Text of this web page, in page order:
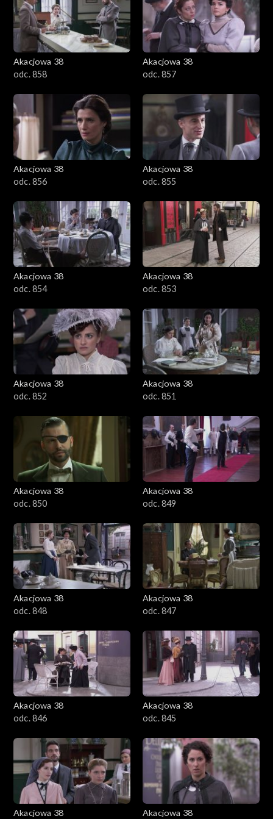
Akacjowa 38
odc. 858
Akacjowa 38
odc. 857
Akacjowa 38
odc. 856
Akacjowa 38
odc. 855
Akacjowa 38
odc. 854
Akacjowa 38
odc. 853
Akacjowa 38
odc. 852
Akacjowa 38
odc. 851
Akacjowa 38
odc. 850
Akacjowa 38
odc. 849
Akacjowa 38
odc. 848
Akacjowa 38
odc. 847
Akacjowa 38
odc. 846
Akacjowa 38
odc. 845
Akacjowa 38
Akacjowa 38